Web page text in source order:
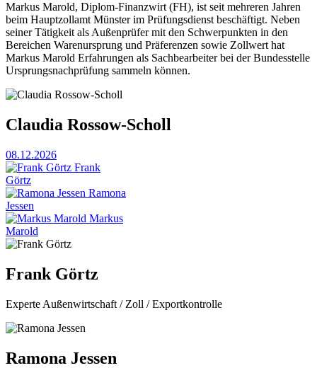
Markus Marold, Diplom-Finanzwirt (FH), ist seit mehreren Jahren
beim Hauptzollamt Münster im Prüfungsdienst beschäftigt. Neben
seiner Tätigkeit als Außenprüfer mit den Schwerpunkten in den
Bereichen Warenursprung und Präferenzen sowie Zollwert hat
Markus Marold Erfahrungen als Sachbearbeiter bei der Bundesstelle
Ursprungsnachprüfung sammeln können.
Claudia Rossow-Scholl
08.12.2026
Frank
Görtz
Ramona
Jessen
Markus
Marold
Frank Görtz
Experte Außenwirtschaft / Zoll / Exportkontrolle
Ramona Jessen